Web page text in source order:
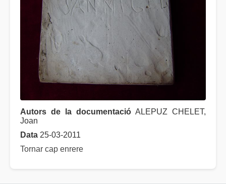
Autors de la documentació ALEPUZ CHELET,
Joan
Data 25-03-2011
Tornar cap enrere